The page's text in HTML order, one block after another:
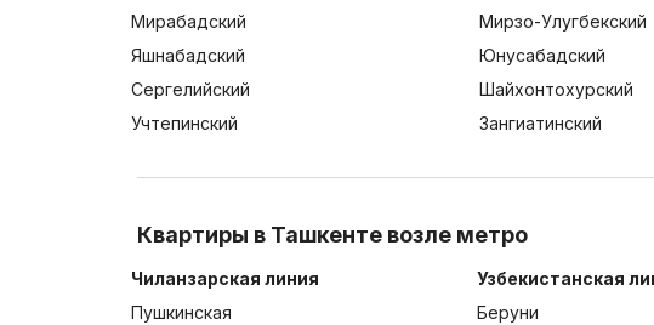
Мирабадский
Мирзо-Улугбекский
Яшнабадский
Юнусабадский
Сергелийский
Шайхонтохурский
Учтепинский
Зангиатинский
Квартиры в Ташкенте возле метро
Чиланзарская линия
Пушкинская
Узбекистанская
Беруни